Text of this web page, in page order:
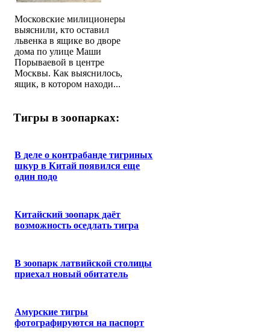
Московские милиционеры
выяснили, кто оставил
львенка в ящике во дворе
дома по улице Маши
Порываевой в центре
Москвы. Как выяснилось,
ящик, в котором находи...
Тигры в зоопарках:
В деле о контрабанде тигриных
шкур в Китай появился еще
один подо
Китайский зоопарк даёт
возможность оседлать тигра
В зоопарк латвийской столицы
приехал новый обитатель
Амурские тигры
фотографируются на паспорт